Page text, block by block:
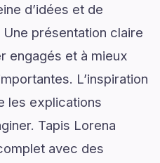
d’idées et de
présentation claire
engagés et à mieux
L’inspiration
les explications
Tapis Lorena
avec des